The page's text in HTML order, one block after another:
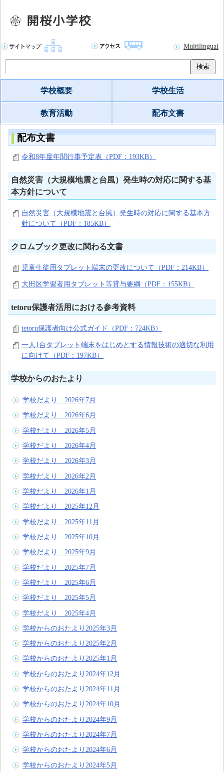
Multilingual
検索
学校概要 学校生活
教育活動 配布文書
配布文書
令和8年度年間行事予定表（PDF：193KB）
自然災害（大規模地震と台風）発生時の対応に関する基
本方針について
自然災害（大規模地震と台風）発生時の対応に関する基本方
針について（PDF：185KB）
クロムブック更改に関わる文書
児童生徒用タブレット端末の更改について（PDF：214KB）
大田区学習者用タブレット等貸与要綱（PDF：155KB）
tetoru保護者活用における参考資料
tetoru保護者向け公式ガイド（PDF：724KB）
一人1台タブレット端末をはじめとする情報技術の適切な利用
に向けて（PDF：197KB）
学校からのおたより
学校だより 2026年7月
学校だより 2026年6月
学校だより 2026年5月
学校だより 2026年4月
学校だより 2026年3月
学校だより 2026年2月
学校だより 2026年1月
学校だより 2025年12月
学校だより 2025年11月
学校だより 2025年10月
学校だより 2025年9月
学校だより 2025年7月
学校だより 2025年6月
学校だより 2025年5月
学校だより 2025年4月
学校からのおたより2025年3月
学校からのおたより2025年2月
学校からのおたより2025年1月
学校からのおたより2024年12月
学校からのおたより2024年11月
学校からのおたより2024年10月
学校からのおたより2024年9月
学校からのおたより2024年7月
学校からのおたより2024年6月
学校からのおたより2024年5月